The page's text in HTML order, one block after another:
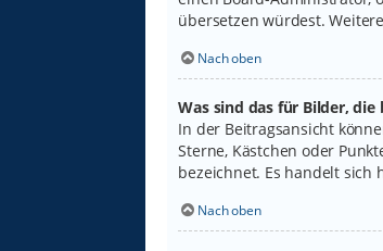
übersetzen würdest.
Nach oben
Was sind das für Bilder,
In der Beitragsansicht
Sterne, Kästchen oder
bezeichnet. Es handelt sich
Nach oben